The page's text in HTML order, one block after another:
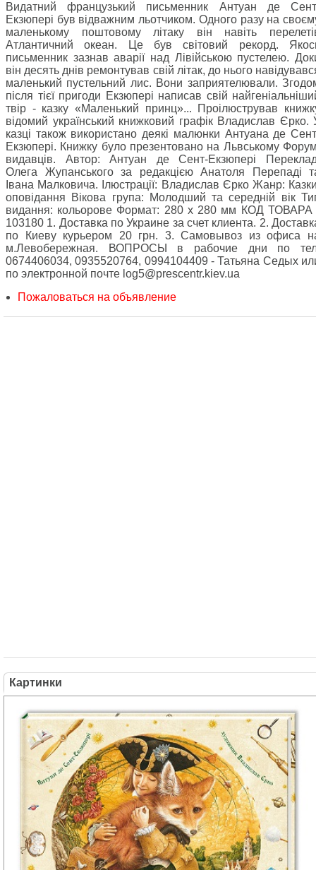
Видатний французький письменник Антуан де
Екзюпері був відважним льотчиком. Одного разу на
маленькому поштовому літаку він навіть
Атлантичний океан. Це був світовий рекорд.
письменник зазнав аварії над Лівійською пустелею.
він десять днів ремонтував свій літак, до нього
маленький пустельний лис. Вони заприятелювали.
після тієї пригоди Екзюпері написав свій
твір - казку «Маленький принц»... Проілюстрував
відомий український книжковий графік Владислав Єрко.
казці також використано деякі малюнки Антуана де
Екзюпері. Книжку було презентовано на Львському
видавців. Автор: Антуан де Сент-Екзюпері
Олега Жупанського за редакцією Анатоля Перепаді
Івана Малковича. Ілюстрації: Владислав Єрко Жанр:
оповідання Вікова група: Молодший та середній вік
видання: кольорове Формат: 280 х 280 мм КОД ТОВАРА
103180 1. Доставка по Украине за счет клиента. 2.
по Киеву курьером 20 грн. 3. Самовывоз из офиса
м.Левобережная. ВОПРОСЫ в рабочие дни по
0674406034, 0935520764, 0994104409 - Татьяна Седых
по электронной почте log5@prescentr.kiev.ua
Пожаловаться на объявление
Картинки